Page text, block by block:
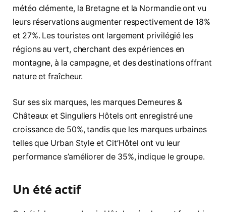
météo clémente, la Bretagne et la Normandie ont vu
leurs réservations augmenter respectivement de 18%
et 27%. Les touristes ont largement privilégié les
régions au vert, cherchant des expériences en
montagne, à la campagne, et des destinations offrant
nature et fraîcheur.
Sur ses six marques, les marques Demeures &
Châteaux et Singuliers Hôtels ont enregistré une
croissance de 50%, tandis que les marques urbaines
telles que Urban Style et Cit’Hôtel ont vu leur
performance s’améliorer de 35%, indique le groupe.
Un été actif